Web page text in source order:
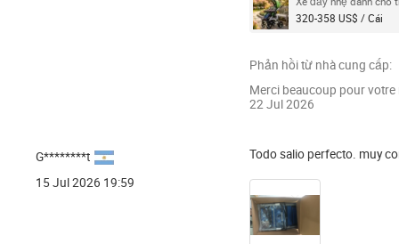
320-358 US$ / Cái
Phản hồi từ nhà cung cấp:
Merci beaucoup pour
22 Jul 2026
G********t
15 Jul 2026 19:59
Todo salio perfecto. muy